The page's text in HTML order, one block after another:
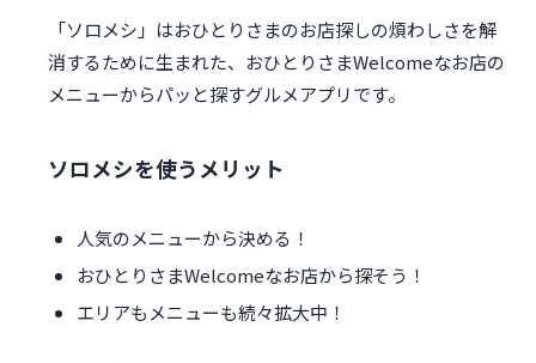
「ソロメシ」はおひとりさまのお店探しの煩わしさを解
消するために生まれた、おひとりさまWelcomeなお店の
メニューからパッと探すグルメアプリです。
ソロメシを使うメリット
人気のメニューから決める！
おひとりさまWelcomeなお店から探そう！
エリアもメニューも続々拡大中！